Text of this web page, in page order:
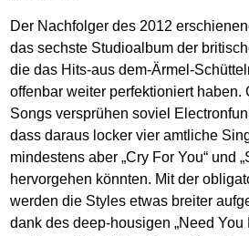
Der Nachfolger des 2012
das sechste Studioalbum der
die das Hits-aus dem-Ärmel-
offenbar weiter perfektioniert haben.
Songs versprühen soviel
dass daraus locker vier amtliche
mindestens aber „Cry For You“ und
hervorgehen könnten. Mit der
werden die Styles etwas breiter
dank des deep-housigen „Need You